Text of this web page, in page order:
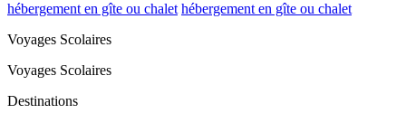
hébergement en gîte ou chalet hébergement en gîte ou chalet
Voyages Scolaires
Voyages Scolaires
Destinations